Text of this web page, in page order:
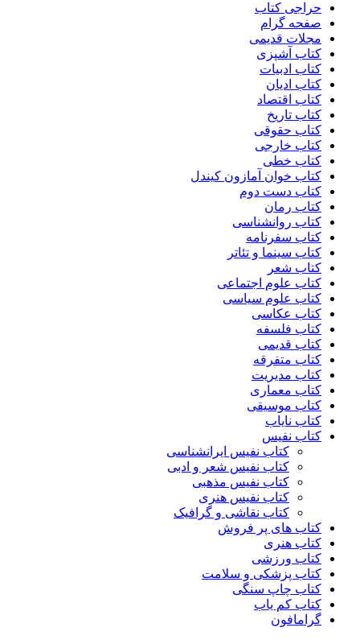
حراجی کتاب
صفحه گرام
مجلات قدیمی
کتاب آشپزی
کتاب ادبیات
کتاب ادیان
کتاب اقتصاد
کتاب تاریخ
کتاب حقوقی
کتاب خارجی
کتاب خطی
کتاب خوان آمازون کیندل
کتاب دست دوم
کتاب رمان
کتاب روانشناسی
کتاب سفرنامه
کتاب سینما و تئاتر
کتاب شعر
کتاب علوم اجتماعی
کتاب علوم سیاسی
کتاب عکاسی
کتاب فلسفه
کتاب قدیمی
کتاب متفرقه
کتاب مدیریت
کتاب معماری
کتاب موسیقی
کتاب نایاب
کتاب نفیس
کتاب نفیس ایرانشناسی
کتاب نفیس شعر و ادبی
کتاب نفیس مذهبی
کتاب نفیس هنری
کتاب نقاشی و گرافیک
کتاب های پر فروش
کتاب هنری
کتاب ورزشی
کتاب پزشکی و سلامت
کتاب چاپ سنگی
کتاب کم یاب
گرامافون